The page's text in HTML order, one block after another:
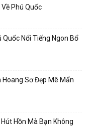
Phú Quốc
Nổi Tiếng Ngon Bổ
Hoang Sơ Đẹp Mê Mẩn
Hồn Mà Bạn Không